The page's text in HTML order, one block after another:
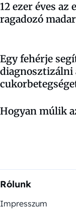
12 ezer éves az
ragadozó
Egy fehérje
diagnosztizálni
Hogyan múlik
Rólunk
Impresszum